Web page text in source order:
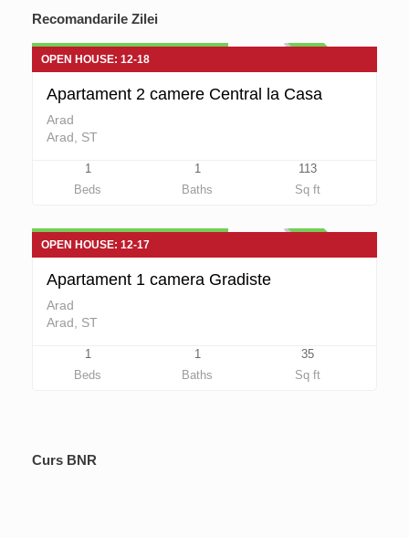
Recomandarile Zilei
DE VANZARE
OPEN HOUSE: 12-18
Apartament 2 camere Central la Casa
Arad
Arad, ST
1
Beds
1
Baths
113
Sq ft
DE VANZARE
OPEN HOUSE: 12-17
Apartament 1 camera Gradiste
Arad
Arad, ST
1
Beds
1
Baths
35
Sq ft
Curs BNR